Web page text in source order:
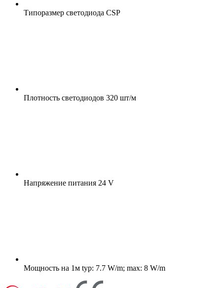
Типоразмер светодиода CSP
Плотность светодиодов 320 шт/м
Напряжение питания 24 V
Мощность на 1м typ: 7.7 W/m; max: 8 W/m